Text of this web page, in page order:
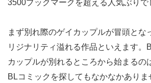
3500ブックマークを超える人気ぶりで
まず別れ際のゲイカップルが冒頭とな
リジナリティ溢れる作品といえます。
カップルが別れるところから始まるの
BLコミックを探してもなかなかありま